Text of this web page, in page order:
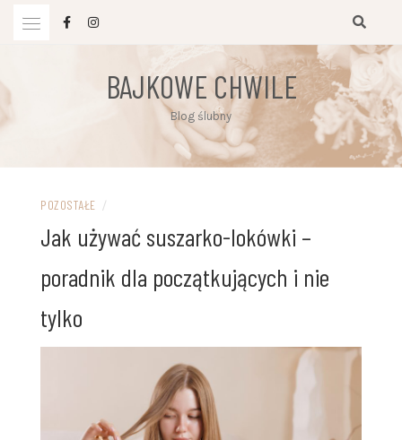
BAJKOWE CHWILE
Blog ślubny
POZOSTAŁE /
Jak używać suszarko-lokówki –
poradnik dla początkujących i nie
tylko